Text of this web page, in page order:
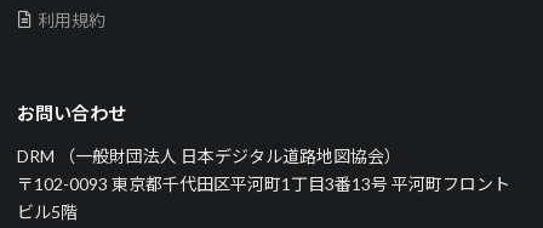
利用規約
お問い合わせ
DRM （一般財団法人 日本デジタル道路地図協会）
〒102-0093 東京都千代田区平河町1丁目3番13号 平河町フロント
ビル5階